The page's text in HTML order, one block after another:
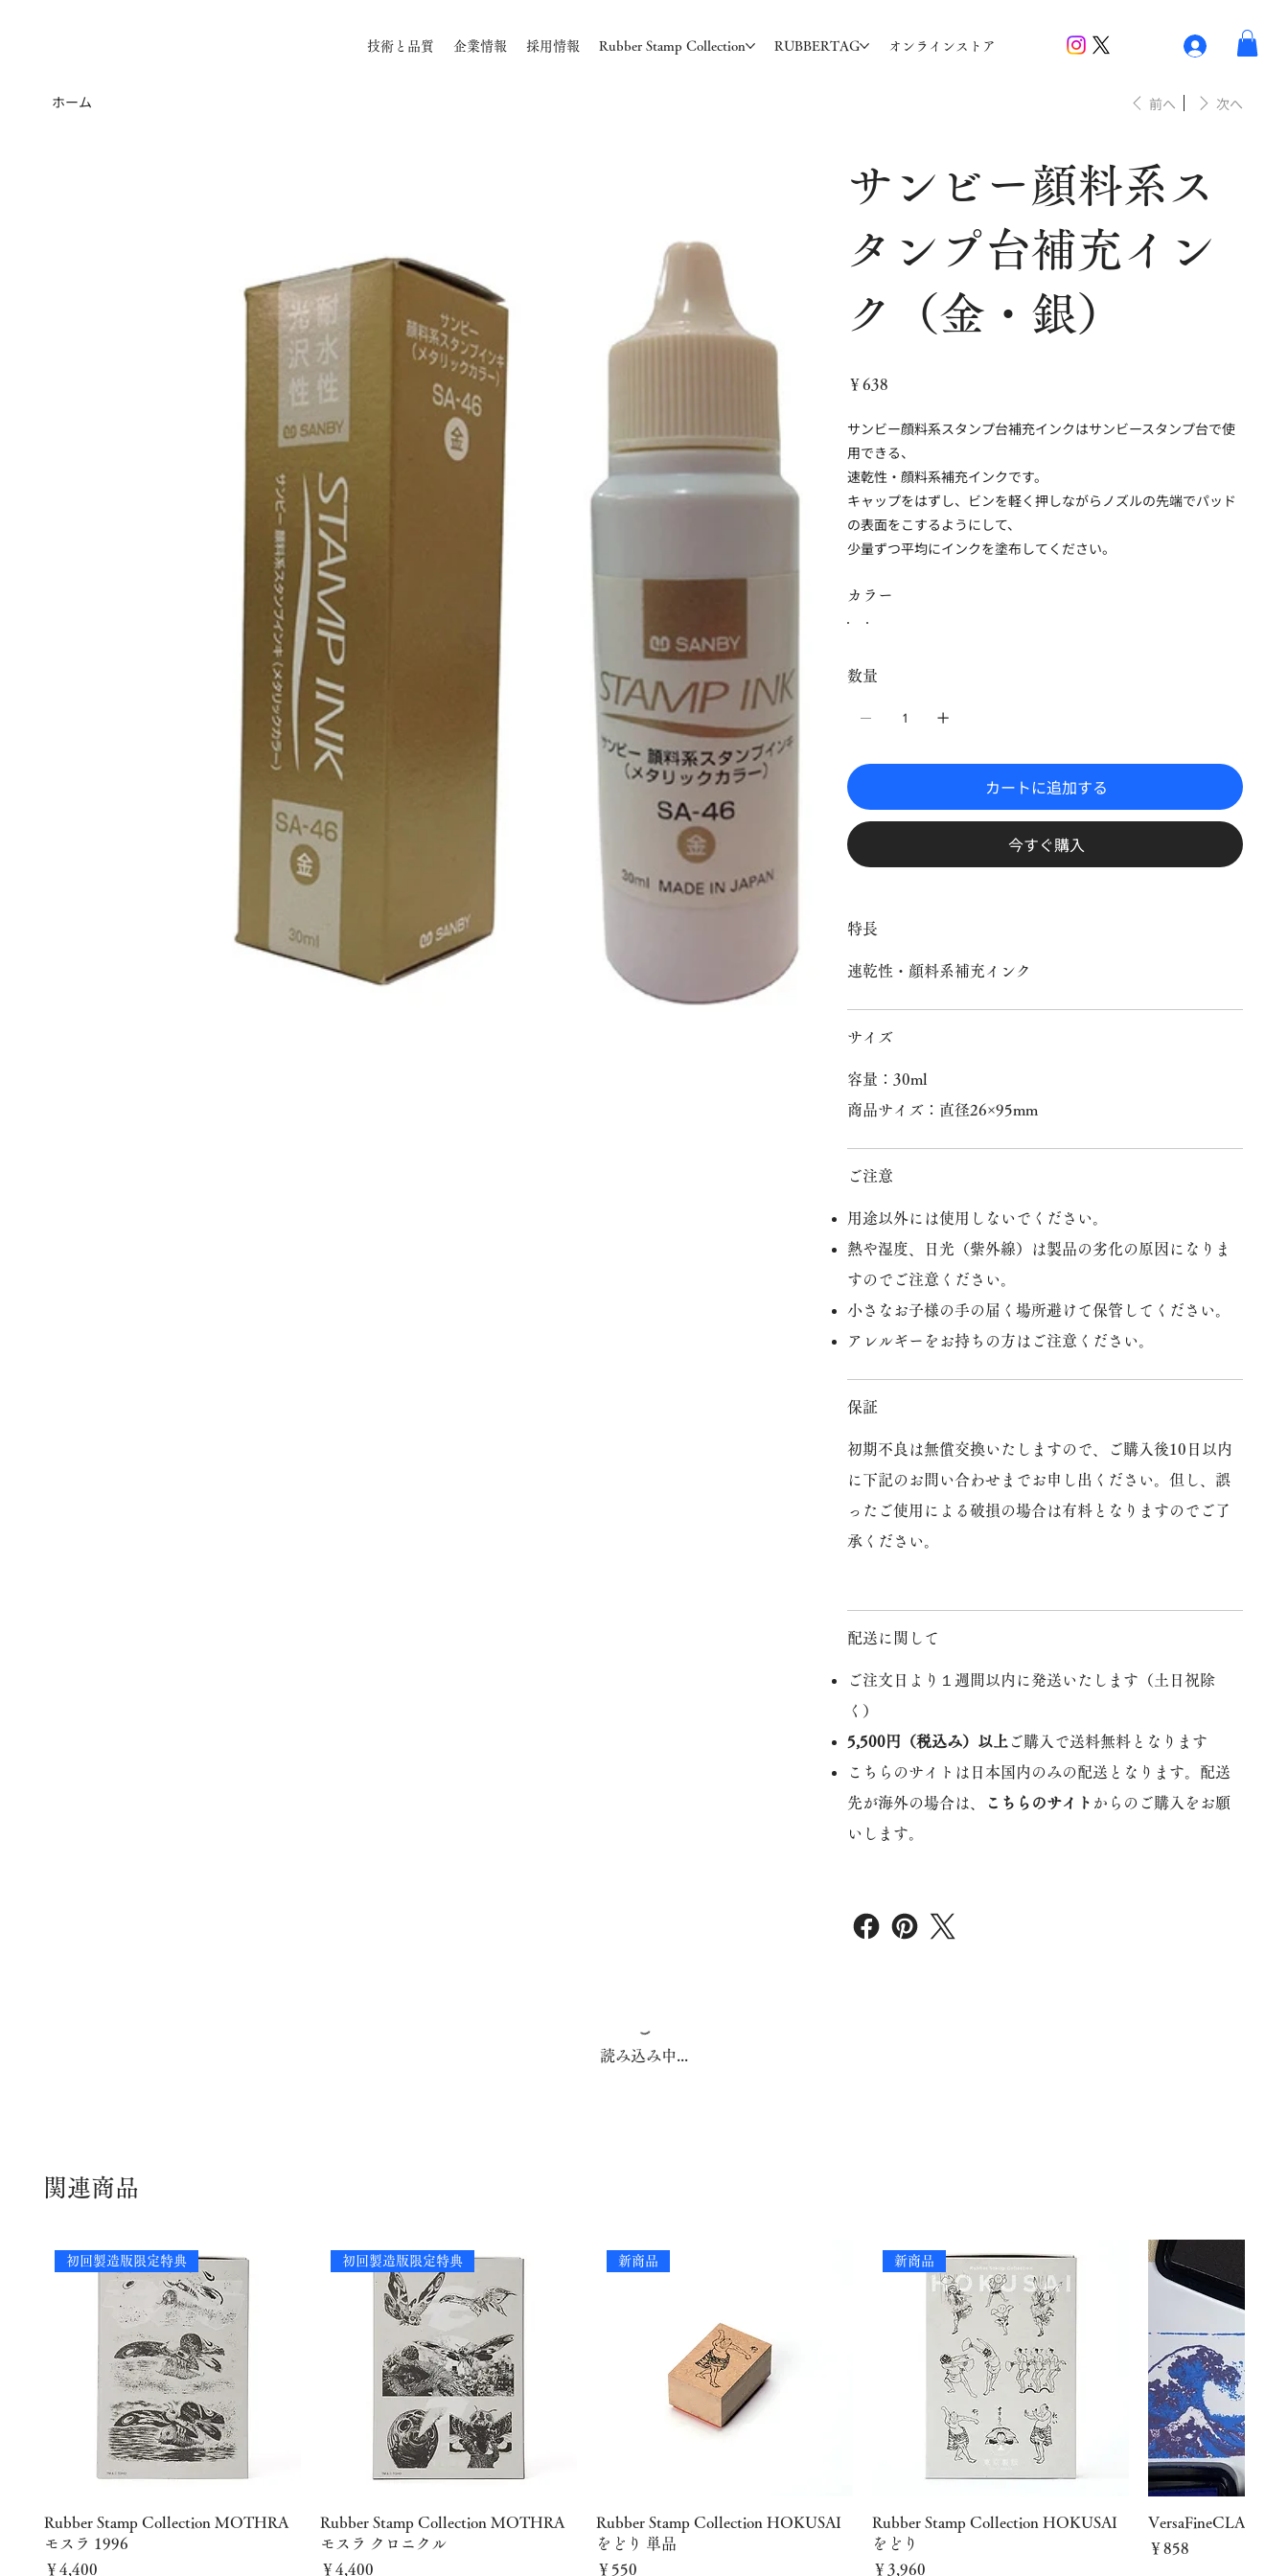
技術と品質 企業情報 採用情報 Rubber Stamp Collection RUBBERTAG オンラインストア
ホーム 前へ 次へ
サンビー顔料系ス
タンプ台補充イン
ク（金・銀）
格
￥638
サンビー顔料系スタンプ台補充インクはサンビースタンプ台で使
用できる、
速乾性・顔料系補充インクです。
キャップをはずし、ビンを軽く押しながらノズルの先端でパッド
の表面をこするようにして、
少量ずつ平均にインクを塗布してください。
カラー
数量
カートに追加する
今すぐ購入
特長
速乾性・顔料系補充インク
サイズ
容量：30ml
商品サイズ：直径26×95mm
ご注意
用途以外には使用しないでください。
熱や湿度、日光（紫外線）は製品の劣化の原因になりま
すのでご注意ください。
小さなお子様の手の届く場所避けて保管してください。
アレルギーをお持ちの方はご注意ください。
保証
初期不良は無償交換いたしますので、ご購入後10日以内
に下記のお問い合わせまでお申し出ください。但し、誤
ったご使用による破損の場合は有料となりますのでご了
承ください。
配送に関して
ご注文日より１週間以内に発送いたします（土日祝除
く）
5,500円（税込み）以上 ご購入で送料無料となります
こちらのサイトは日本国内のみの配送となります。配送
先が海外の場合は、
こちらのサイト からのご購入をお願
いします。
読み込み中...
関連商品
クイックビュー
初回製造版限定特典
Rubber Stamp Collection MOTHRA
モスラ 1996
価格
￥4,400
クイックビュー
初回製造版限定特典
Rubber Stamp Collection MOTHRA
モスラ クロニクル
価格
￥4,400
クイックビュー
新商品
Rubber Stamp Collection HOKUSAI
をどり 単品
価格
￥550
クイックビュー
新商品
Rubber Stamp Collection HOKUSAI
をどり
価格
￥3,960
クイッ
VersaFineCLAIR
価格
￥858